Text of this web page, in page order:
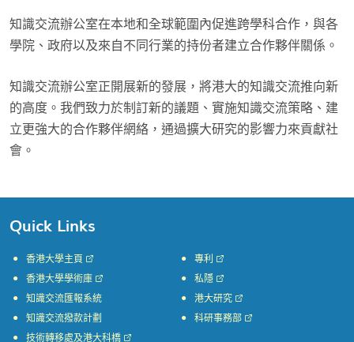
知識交流辦公室在本地和全球範圍內促進跨學科合作，與各
學院、政府以及來自不同行業的持份者建立合作夥伴關係。
知識交流辦公室正開展新的發展，將港大的知識交流推向新
的高度。我們致力於制訂新的議題、實施知識交流策略、建
立更強大的合作夥伴網絡，通過擴大研究的影響力來貢獻社
會。
Quick Links
香港大學主頁
香港大學學術庫
知識交流匯報系統
知識交流撥款計劃
專利
私隱
港大研究
科研事務部
技術轉移處及港大科橋